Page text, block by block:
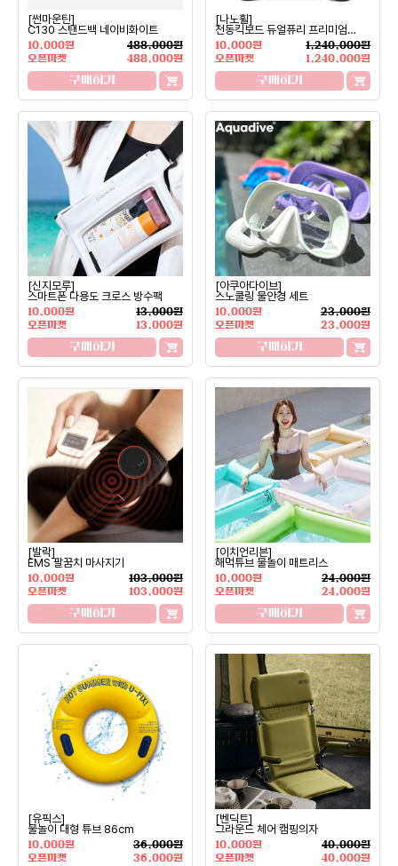
[썬마운틴]
C130 스탠드백 네이비화이트
10,000원
488,000원
오픈마켓
488,000원
구매하기
[나노휠]
전동킥보드 듀얼퓨리 프리미엄
13Ah
10,000원
1,240,000원
오픈마켓
1,240,000원
구매하기
[신지모루]
스마트폰 다용도 크로스 방수팩
10,000원
13,000원
오픈마켓
13,000원
구매하기
[아쿠아다이브]
스노쿨링 물안경 세트
10,000원
23,000원
오픈마켓
23,000원
구매하기
[발락]
EMS 팔꿈치 마사지기
10,000원
103,000원
오픈마켓
103,000원
구매하기
[이치언리븐]
해먹튜브 물놀이 매트리스
10,000원
24,000원
오픈마켓
24,000원
구매하기
[유픽스]
물놀이 대형 튜브 86cm
10,000원
36,000원
오픈마켓
36,000원
[벤딕트]
그라운드 체어 캠핑의자
10,000원
40,000원
오픈마켓
40,000원